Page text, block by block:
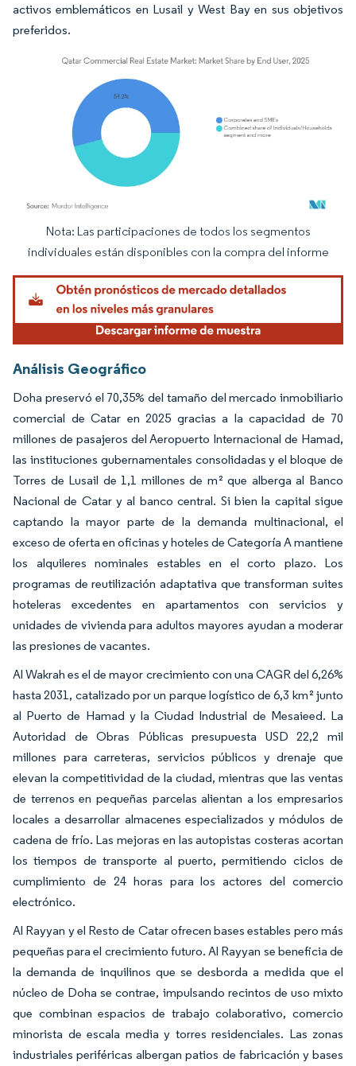
activos emblemáticos en Lusail y West Bay en sus objetivos
preferidos.
Imagen © Mordor Intelligence. El uso requiere atribución según CC BY 4.0.
Nota: Las participaciones de todos los segmentos
individuales están disponibles con la compra del informe
Análisis Geográfico
Doha preservó el 70,35% del tamaño del mercado inmobiliario
comercial de Catar en 2025 gracias a la capacidad de 70
millones de pasajeros del Aeropuerto Internacional de Hamad,
las instituciones gubernamentales consolidadas y el bloque de
Torres de Lusail de 1,1 millones de m² que alberga al Banco
Nacional de Catar y al banco central. Si bien la capital sigue
captando la mayor parte de la demanda multinacional, el
exceso de oferta en oficinas y hoteles de Categoría A mantiene
los alquileres nominales estables en el corto plazo. Los
programas de reutilización adaptativa que transforman suites
hoteleras excedentes en apartamentos con servicios y
unidades de vivienda para adultos mayores ayudan a moderar
las presiones de vacantes.
Al Wakrah es el de mayor crecimiento con una CAGR del 6,26%
hasta 2031, catalizado por un parque logístico de 6,3 km² junto
al Puerto de Hamad y la Ciudad Industrial de Mesaieed. La
Autoridad de Obras Públicas presupuesta USD 22,2 mil
millones para carreteras, servicios públicos y drenaje que
elevan la competitividad de la ciudad, mientras que las ventas
de terrenos en pequeñas parcelas alientan a los empresarios
locales a desarrollar almacenes especializados y módulos de
cadena de frío. Las mejoras en las autopistas costeras acortan
los tiempos de transporte al puerto, permitiendo ciclos de
cumplimiento de 24 horas para los actores del comercio
electrónico.
Al Rayyan y el Resto de Catar ofrecen bases estables pero más
pequeñas para el crecimiento futuro. Al Rayyan se beneficia de
la demanda de inquilinos que se desborda a medida que el
núcleo de Doha se contrae, impulsando recintos de uso mixto
que combinan espacios de trabajo colaborativo, comercio
minorista de escala media y torres residenciales. Las zonas
industriales periféricas albergan patios de fabricación y bases